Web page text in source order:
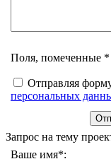
Поля, помеченные *
Отправляя
персональных
Запрос на тему
Ваше имя*: